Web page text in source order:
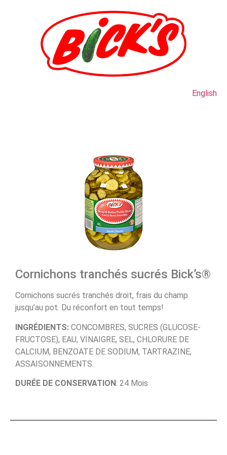
English
Cornichons tranchés sucrés Bick’s®
Cornichons sucrés tranchés droit, frais du champ
jusqu’au pot. Du réconfort en tout temps!
INGRÉDIENTS: CONCOMBRES, SUCRES (GLUCOSE-
FRUCTOSE), EAU, VINAIGRE, SEL, CHLORURE DE
CALCIUM, BENZOATE DE SODIUM, TARTRAZINE,
ASSAISONNEMENTS.
DURÉE DE CONSERVATION: 24 Mois